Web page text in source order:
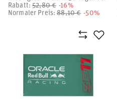
Rabatt:52,80 € -16%
Normaler Preis:88,10 € -50%